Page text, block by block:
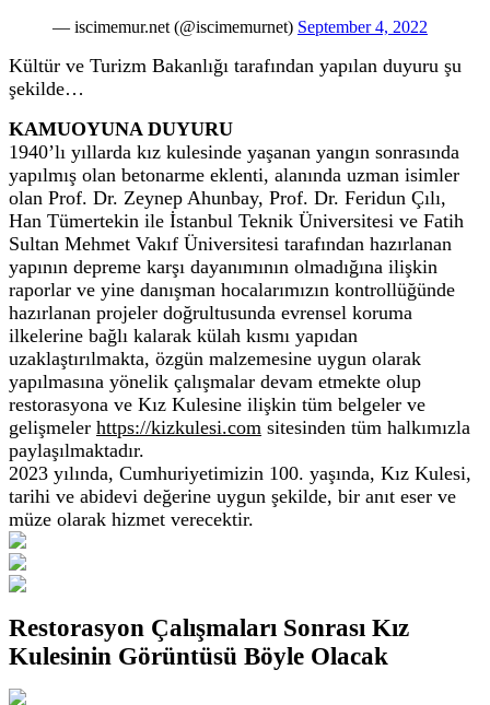
— iscimemur.net (@iscimemurnet) September 4, 2022
Kültür ve Turizm Bakanlığı tarafından yapılan duyuru şu
şekilde…
KAMUOYUNA DUYURU
1940’lı yıllarda kız kulesinde yaşanan yangın sonrasında
yapılmış olan betonarme eklenti, alanında uzman isimler
olan Prof. Dr. Zeynep Ahunbay, Prof. Dr. Feridun Çılı,
Han Tümertekin ile İstanbul Teknik Üniversitesi ve Fatih
Sultan Mehmet Vakıf Üniversitesi tarafından hazırlanan
yapının depreme karşı dayanımının olmadığına ilişkin
raporlar ve yine danışman hocalarımızın kontrollüğünde
hazırlanan projeler doğrultusunda evrensel koruma
ilkelerine bağlı kalarak külah kısmı yapıdan
uzaklaştırılmakta, özgün malzemesine uygun olarak
yapılmasına yönelik çalışmalar devam etmekte olup
restorasyona ve Kız Kulesine ilişkin tüm belgeler ve
gelişmeler https://kizkulesi.com sitesinden tüm halkımızla
paylaşılmaktadır.
2023 yılında, Cumhuriyetimizin 100. yaşında, Kız Kulesi,
tarihi ve abidevi değerine uygun şekilde, bir anıt eser ve
müze olarak hizmet verecektir.
Restorasyon Çalışmaları Sonrası Kız
Kulesinin Görüntüsü Böyle Olacak